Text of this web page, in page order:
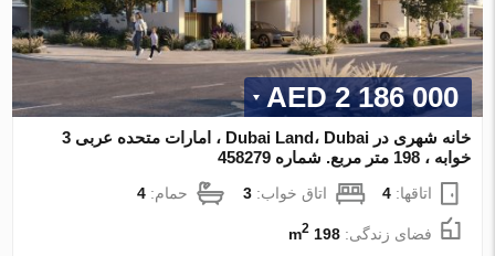
2 186 000 AED
خانه شهری در Dubai Land، Dubai ، امارات متحده عربی 3
خوابه ، 198 متر مربع. شماره 458279
اتاقها:4 اتاق خواب:3 حمام:4
فضای زندگی:198 m
2